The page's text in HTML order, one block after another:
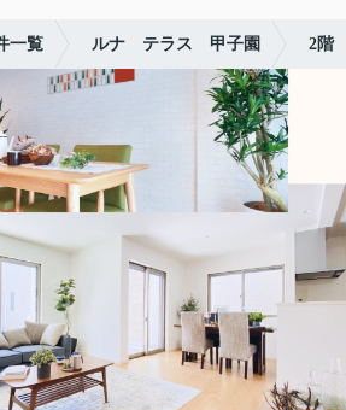
一覧 ルナ テラス 甲子園 2階